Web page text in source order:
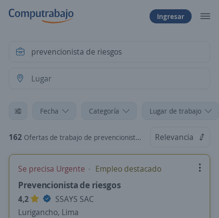
Ingresar
Fecha Categoría Lugar de trabajo
162 Ofertas de trabajo de prevencionista de riesgos Relevancia
Se precisa Urgente Empleo destacado
Prevencionista de riesgos
4,2
SSAYS SAC
Lurigancho, Lima